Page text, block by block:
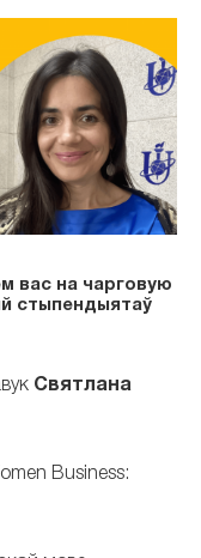
вас на чарговую
стыпендыятаў
Святлана
Business: